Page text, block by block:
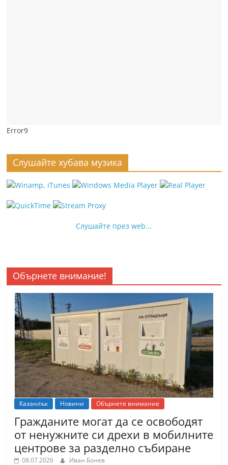
Error9
Слушайте хубава музика
Слушайте през web...
Обърнете внимание!
Казанлък Новини Обърнете внимание
Гражданите могат да се освободят
от ненужните си дрехи в мобилните
центрове за разделно събиране
08.07.2026 Иван Бонев